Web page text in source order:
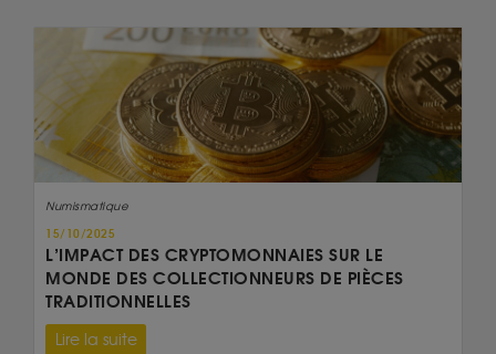
Numismatique
15/10/2025
L’IMPACT DES CRYPTOMONNAIES SUR LE
MONDE DES COLLECTIONNEURS DE PIÈCES
TRADITIONNELLES
Lire la suite